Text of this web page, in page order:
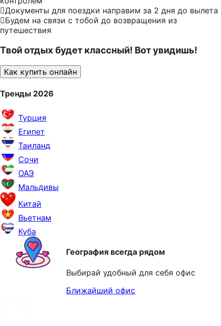
Документы для поездки направим за 2 дня до вылета
Будем на связи с тобой до возвращения из
путешествия
Твой отдых будет классный! Вот увидишь!
Как купить онлайн
Тренды 2026
Турция
Египет
Таиланд
Сочи
ОАЭ
Мальдивы
Китай
Вьетнам
Куба
География всегда рядом
Выбирай удобный для себя офис
Ближайший офис